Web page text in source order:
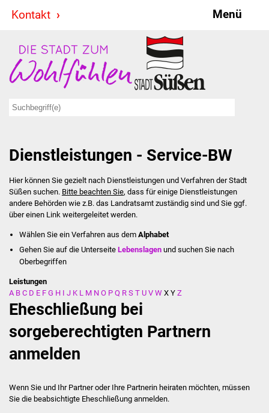
Kontakt Menü
Stadt & Politik
Bürgermeister
Ausschüsse
Ratsinformationssystem
Jugendbeirat
Summerrockfestival
Stadtverwaltung
Ansprechpartner
Dienstleistungen - Service-BW
Hier können Sie gezielt nach Dienstleistungen und Verfahren der Stadt
Süßen suchen. Bitte beachten Sie, dass für einige Dienstleistungen
andere Behörden wie z.B. das Landratsamt zuständig sind und Sie ggf.
über einen Link weitergeleitet werden.
Wählen Sie ein Verfahren aus dem Alphabet
Gehen Sie auf die UnterseiteLebenslagen und suchen Sie nach
Oberbegriffen
Leistungen
A B C D E F G H I J K L M N O P Q R S T U V W X Y Z
Eheschließung bei
sorgeberechtigten Partnern
anmelden
Wenn Sie und Ihr Partner oder Ihre Partnerin heiraten möchten, müssen
Sie die beabsichtigte Eheschließung anmelden.